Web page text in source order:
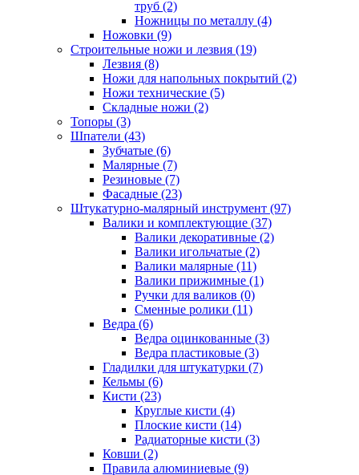
труб (2)
Ножницы по металлу (4)
Ножовки (9)
Строительные ножи и лезвия (19)
Лезвия (8)
Ножи для напольных покрытий (2)
Ножи технические (5)
Складные ножи (2)
Топоры (3)
Шпатели (43)
Зубчатые (6)
Малярные (7)
Резиновые (7)
Фасадные (23)
Штукатурно-малярный инструмент (97)
Валики и комплектующие (37)
Валики декоративные (2)
Валики игольчатые (2)
Валики малярные (11)
Валики прижимные (1)
Ручки для валиков (0)
Сменные ролики (11)
Ведра (6)
Ведра оцинкованные (3)
Ведра пластиковые (3)
Гладилки для штукатурки (7)
Кельмы (6)
Кисти (23)
Круглые кисти (4)
Плоские кисти (14)
Радиаторные кисти (3)
Ковши (2)
Правила алюминиевые (9)